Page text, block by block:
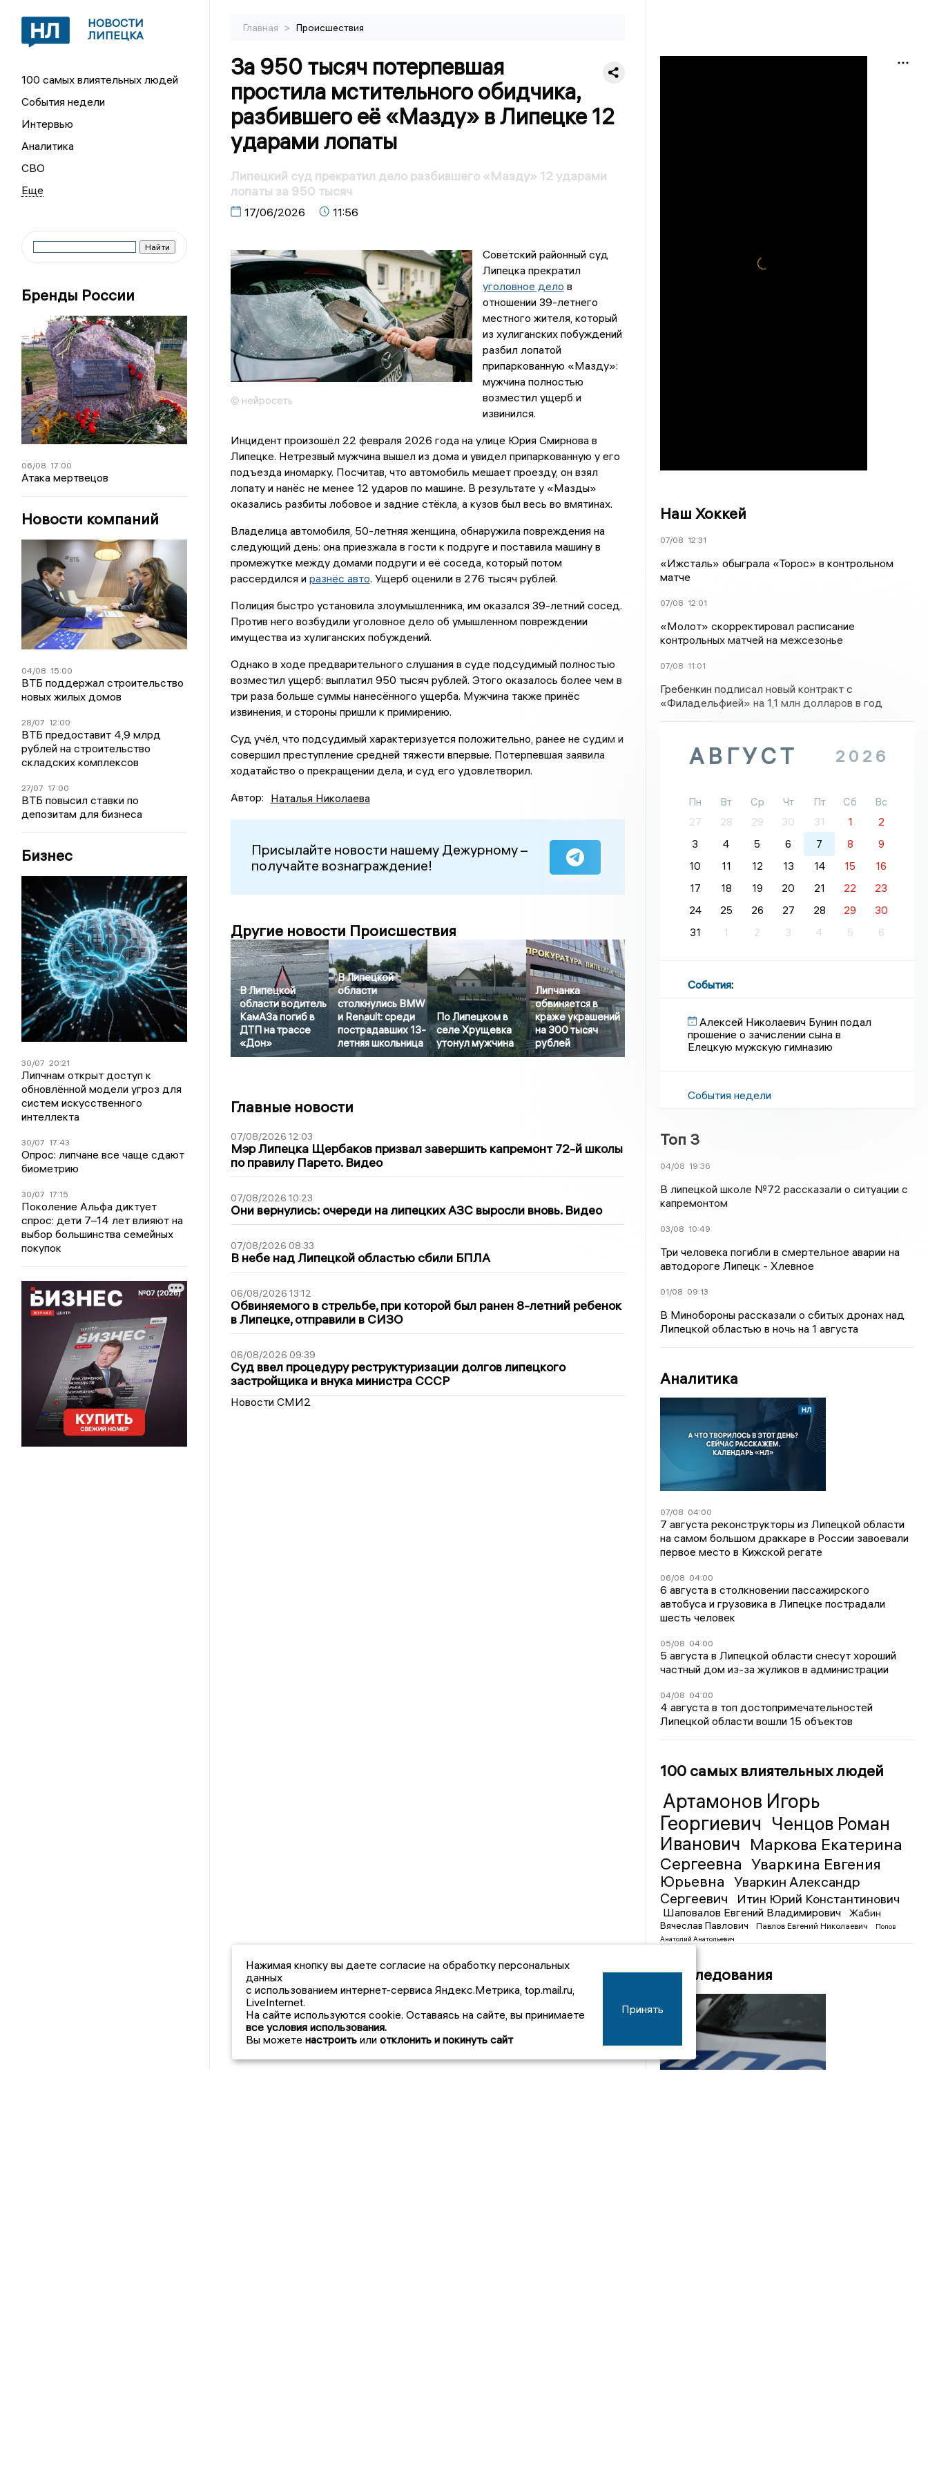
НОВОСТИ
ЛИПЕЦКА
100 самых влиятельных людей
События недели
Интервью
Аналитика
СВО
Бренды России
06/08 17:00
Атака мертвецов
Новости компаний
04/08 15:00
ВТБ поддержал строительство
новых жилых домов
28/07 12:00
ВТБ предоставит 4,9 млрд
рублей на строительство
складских комплексов
27/07 17:00
ВТБ повысил ставки по
депозитам для бизнеса
Бизнес
30/07 20:21
Липчнам открыт доступ к
обновлённой модели угроз для
систем искусственного
интеллекта
30/07 17:43
Опрос: липчане все чаще сдают
биометрию
30/07 17:15
Поколение Альфа диктует
спрос: дети 7–14 лет влияют на
выбор большинства семейных
покупок
Главная > Происшествия
За 950 тысяч потерпевшая
простила мстительного обидчика,
разбившего её «Мазду» в Липецке 12
ударами лопаты
Липецкий суд прекратил дело разбившего «Мазду» 12 ударами
лопаты за 950 тысяч
17/06/2026 11:56
© нейросеть
Советский районный суд
Липецка прекратил
уголовное дело в
отношении 39-летнего
местного жителя, который
из хулиганских побуждений
разбил лопатой
припаркованную «Мазду»:
мужчина полностью
возместил ущерб и
извинился.
Инцидент произошёл 22 февраля 2026 года на улице Юрия Смирнова в
Липецке. Нетрезвый мужчина вышел из дома и увидел припаркованную у его
подъезда иномарку. Посчитав, что автомобиль мешает проезду, он взял
лопату и нанёс не менее 12 ударов по машине. В результате у «Мазды»
оказались разбиты лобовое и задние стёкла, а кузов был весь во вмятинах.
Владелица автомобиля, 50-летняя женщина, обнаружила повреждения на
следующий день: она приезжала в гости к подруге и поставила машину в
промежутке между домами подруги и её соседа, который потом
рассердился и разнёс авто. Ущерб оценили в 276 тысяч рублей.
Полиция быстро установила злоумышленника, им оказался 39-летний сосед.
Против него возбудили уголовное дело об умышленном повреждении
имущества из хулиганских побуждений.
Однако в ходе предварительного слушания в суде подсудимый полностью
возместил ущерб: выплатил 950 тысяч рублей. Этого оказалось более чем в
три раза больше суммы нанесённого ущерба. Мужчина также принёс
извинения, и стороны пришли к примирению.
Суд учёл, что подсудимый характеризуется положительно, ранее не судим и
совершил преступление средней тяжести впервые. Потерпевшая заявила
ходатайство о прекращении дела, и суд его удовлетворил.
Автор: Наталья Николаева
Присылайте новости нашему Дежурному –
получайте вознаграждение!
Другие новости Происшествия
В Липецкой
области водитель
КамАЗа погиб в
ДТП на трассе
«Дон»
В Липецкой
области
столкнулись BMW
и Renault: среди
пострадавших 13-
летняя школьница
По Липецком в
селе Хрущевка
утонул мужчина
Липчанка
обвиняется в
краже украшений
на 300 тысяч
рублей
Главные новости
07/08/2026 12:03
Мэр Липецка Щербаков призвал завершить капремонт 72-й школы
по правилу Парето. Видео
07/08/2026 10:23
Они вернулись: очереди на липецких АЗС выросли вновь. Видео
07/08/2026 08:33
В небе над Липецкой областью сбили БПЛА
06/08/2026 13:12
Обвиняемого в стрельбе, при которой был ранен 8-летний ребенок
в Липецке, отправили в СИЗО
06/08/2026 09:39
Суд ввел процедуру реструктуризации долгов липецкого
застройщика и внука министра СССР
Новости СМИ2
Наш Хоккей
07/08 12:31
«Ижсталь» обыграла «Торос» в контрольном
матче
07/08 12:01
«Молот» скорректировал расписание
контрольных матчей на межсезонье
07/08 11:01
Гребенкин подписал новый контракт с
«Филадельфией» на 1,1 млн долларов в год
АВГУСТ 2026
Пн Вт Ср Чт Пт Сб
Вс
27
28 29 30 31 1
2
3
4 5 6 7 8
9
10
11 12 13 14 15
16
17
18 19 20 21 22
23
24
25 26 27 28 29
30
31
1 2 3 4 5 6
События:
Алексей Николаевич Бунин подал
прошение о зачислении сына в
Елецкую мужскую гимназию
События недели
Топ 3
04/08 19:36
В липецкой школе №72 рассказали о ситуации с
капремонтом
03/08 10:49
Три человека погибли в смертельное аварии на
автодороге Липецк - Хлевное
01/08 09:13
В Минобороны рассказали о сбитых дронах над
Липецкой областью в ночь на 1 августа
Аналитика
07/08 04:00
7 августа реконструкторы из Липецкой области
на самом большом драккаре в России завоевали
первое место в Кижской регате
06/08 04:00
6 августа в столкновении пассажирского
автобуса и грузовика в Липецке пострадали
шесть человек
05/08 04:00
5 августа в Липецкой области снесут хороший
частный дом из-за жуликов в администрации
04/08 04:00
4 августа в топ достопримечательностей
Липецкой области вошли 15 объектов
100 самых влиятельных людей
Артамонов Игорь
Георгиевич Ченцов Роман
Иванович Маркова Екатерина
Сергеевна Уваркина Евгения
Юрьевна
Уваркин Александр
Сергеевич
Итин Юрий Константинович
Шаповалов Евгений Владимирович
Жабин
Вячеслав Павлович
Павлов Евгений Николаевич
Попов
Анатолий Анатольевич
Расследования
Нажимая кнопку вы даете согласие на обработку персональных
данных
с использованием интернет-сервиса Яндекс.Метрика, top.mail.ru,
LiveInternet.
На сайте используются cookie. Оставаясь на сайте, вы принимаете
все условия использования.
Вы можете настроить или отклонить и покинуть сайт
Принять